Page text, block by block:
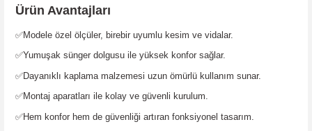
Ürün Avantajları
✅Modele özel ölçüler, birebir uyumlu kesim ve vidalar.
✅Yumuşak sünger dolgusu ile yüksek konfor sağlar.
✅Dayanıklı kaplama malzemesi uzun ömürlü kullanım sunar.
✅Montaj aparatları ile kolay ve güvenli kurulum.
✅Hem konfor hem de güvenliği artıran fonksiyonel tasarım.